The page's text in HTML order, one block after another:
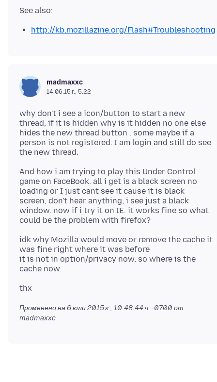
http://kb.mozillazine.org/Flash#Troubleshooting
madmaxxc
14.06.15 г., 5:22
why don't i see a icon/button to start a new
thread, if it is hidden why is it hidden no one else
hides the new thread button . some maybe if a
person is not registered. I am login and still do see
And how i am trying to play this Under Control
game on FaceBook. all i get is a black screen no
loading or I just cant see it cause it is black
screen, don't hear anything, i see just a black
window. now if i try it on IE. it works fine so what
idk why Mozilla would move or remove the cache it
was fine right where it was before
it is not in option/privacy now, so where is the
Променено на 6 юли 2015 г., 10:48:44 ч. -0700 от
madmaxxc